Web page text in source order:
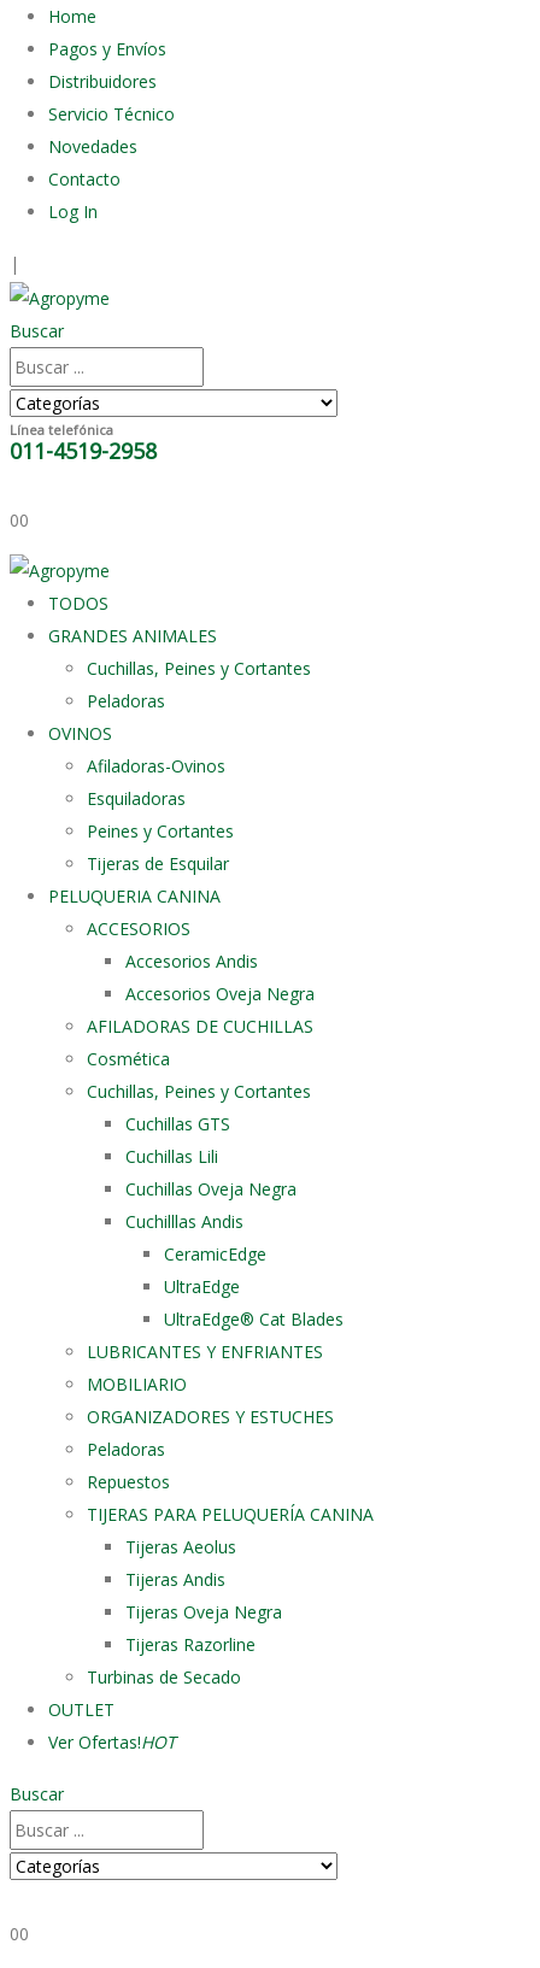
Home
Pagos y Envíos
Distribuidores
Servicio Técnico
Novedades
Contacto
Log In
|
Buscar
Línea telefónica
011-4519-2958
00
TODOS
GRANDES ANIMALES
Cuchillas, Peines y Cortantes
Peladoras
OVINOS
Afiladoras-Ovinos
Esquiladoras
Peines y Cortantes
Tijeras de Esquilar
PELUQUERIA CANINA
ACCESORIOS
Accesorios Andis
Accesorios Oveja Negra
AFILADORAS DE CUCHILLAS
Cosmética
Cuchillas, Peines y Cortantes
Cuchillas GTS
Cuchillas Lili
Cuchillas Oveja Negra
Cuchilllas Andis
CeramicEdge
UltraEdge
UltraEdge® Cat Blades
LUBRICANTES Y ENFRIANTES
MOBILIARIO
ORGANIZADORES Y ESTUCHES
Peladoras
Repuestos
TIJERAS PARA PELUQUERÍA CANINA
Tijeras Aeolus
Tijeras Andis
Tijeras Oveja Negra
Tijeras Razorline
Turbinas de Secado
OUTLET
Ver Ofertas!HOT
Buscar
00